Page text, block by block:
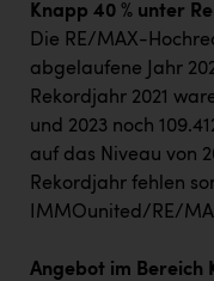
Knapp 40 % unter
Die RE/MAX-
abgelaufene Jahr
Rekordjahr 2021
und 2023 noch
auf das Niveau von
Rekordjahr fehlen
IMMOunited/RE/
Angebot im Bereich